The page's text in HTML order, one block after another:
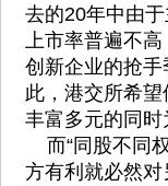
去的20年中由
上市率普遍不
创新企业的抢
此，港交所希
丰富多元的同时
而“同股不同
方有利就必然对